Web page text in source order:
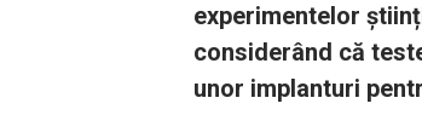
experimentelor
considerând că
unor implanturi